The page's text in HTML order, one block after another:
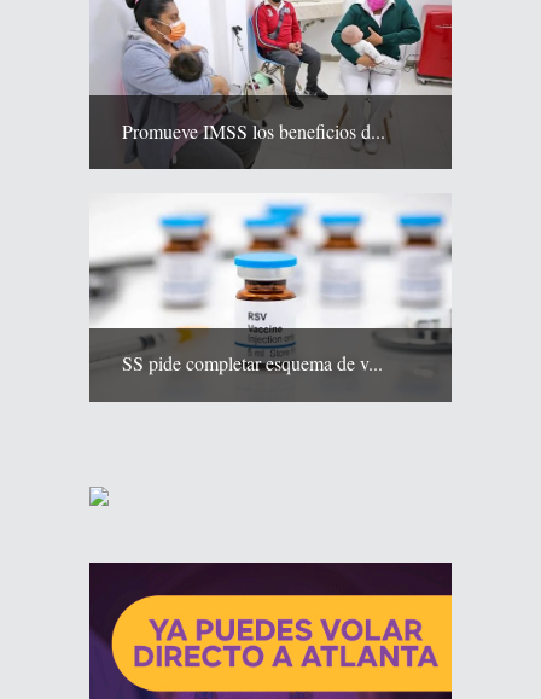
Promueve IMSS los beneficios d...
SS pide completar esquema de v...